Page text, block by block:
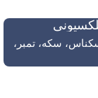
سکه، تمبر،